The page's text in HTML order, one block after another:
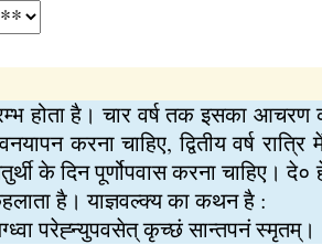
होता है। चार वर्ष तक इसका
करना चाहिए, द्वितीय वर्ष रात्रि
के दिन पूर्णोपवास करना चाहिए।
है। याज्ञवल्क्य का कथन है :
परेह्न्युपवसेत् कृच्छं सान्तपनं